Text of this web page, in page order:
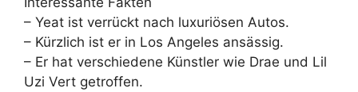
– Yeat ist verrückt nach luxuriösen Autos.
– Kürzlich ist er in Los Angeles ansässig.
– Er hat verschiedene Künstler wie Drae und Lil
Uzi Vert getroffen.